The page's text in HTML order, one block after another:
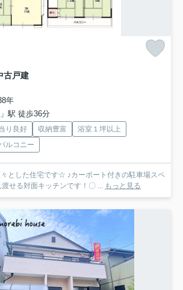
戸建
年
駅 徒歩36分
り良好 収納豊富
浴室１坪以上
ルコニー
とした住宅です☆ ♪カーポート付きの駐車場スペ
見渡せる対面キッチンです！〇 ... もっと見る